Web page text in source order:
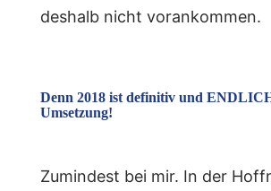
deshalb nicht vorankommen.
Denn 2018 ist definitiv und
Umsetzung!
Zumindest bei mir. In der